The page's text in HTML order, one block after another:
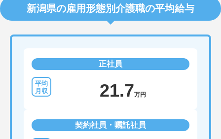
新潟県の雇用形態別介護職の平均給与
正社員
21.7万円
契約社員・嘱託社員